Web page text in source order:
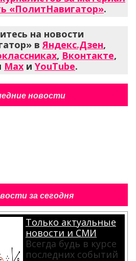
«ПолитНавигатор».
на новости
в Яндекс.Дзен,
, Вконтакте,
Max и YouTube.
новости
за сегодня
Только актуальные
новости и СМИ
Всегда будь в курсе
последних событий